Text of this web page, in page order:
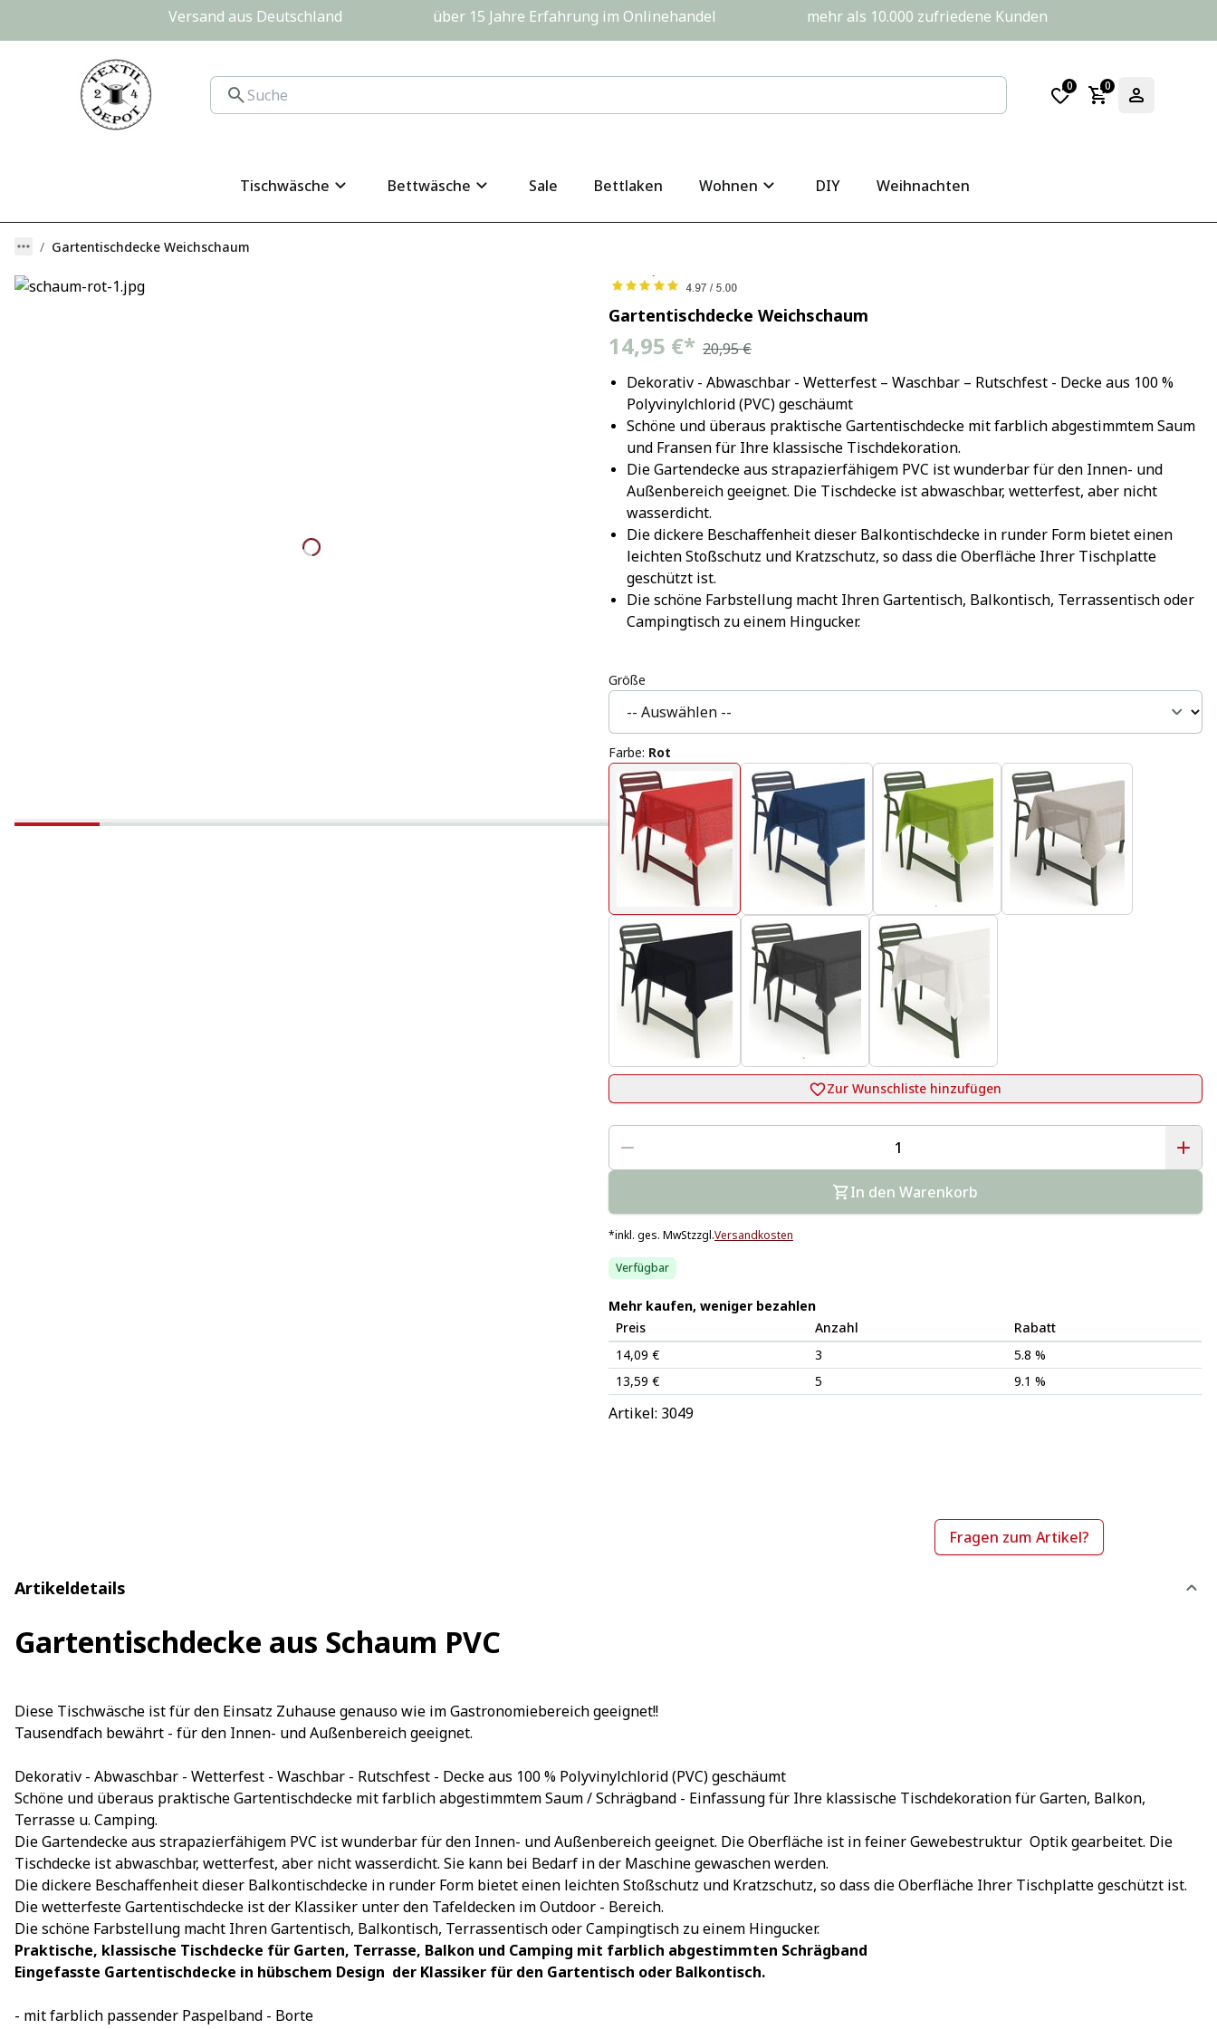
Versand aus Deutschland                         über 15 Jahre Erfahrung im Onlinehandel                         mehr als 10.000 zufriedene Kunden
0 0
Tischwäsche Bettwäsche Sale Bettlaken Wohnen DIY Weihnachten
Gartentischdecke Weichschaum
Gartentischdecke Weichschaum
14,95 €* 20,95 €
Dekorativ - Abwaschbar - Wetterfest – Waschbar – Rutschfest - Decke aus 100 %
Polyvinylchlorid (PVC) geschäumt
Schöne und überaus praktische Gartentischdecke mit farblich abgestimmtem Saum
und Fransen für Ihre klassische Tischdekoration.
Die Gartendecke aus strapazierfähigem PVC ist wunderbar für den Innen- und
Außenbereich geeignet. Die Tischdecke ist abwaschbar, wetterfest, aber nicht
wasserdicht.
Die dickere Beschaffenheit dieser Balkontischdecke in runder Form bietet einen
leichten Stoßschutz und Kratzschutz, so dass die Oberfläche Ihrer Tischplatte
geschützt ist.
Die schöne Farbstellung macht Ihren Gartentisch, Balkontisch, Terrassentisch oder
Campingtisch zu einem Hingucker.
Größe
Farbe: Rot
Zur Wunschliste hinzufügen
In den Warenkorb
*inkl. ges. MwStzzgl.Versandkosten
Verfügbar
Mehr kaufen, weniger bezahlen
Preis
Anzahl
Rabatt
14,09 €
3
5.8 %
13,59 €
5 9.1 %
Artikel: 3049
Fragen zum Artikel?
Artikeldetails
Gartentischdecke aus Schaum PVC
Diese Tischwäsche ist für den Einsatz Zuhause genauso wie im Gastronomiebereich geeignet!!
Tausendfach bewährt - für den Innen- und Außenbereich geeignet.
Dekorativ - Abwaschbar - Wetterfest - Waschbar - Rutschfest - Decke aus 100 % Polyvinylchlorid (PVC) geschäumt
Schöne und überaus praktische Gartentischdecke mit farblich abgestimmtem Saum / Schrägband - Einfassung für Ihre klassische Tischdekoration für Garten, Balkon,
Terrasse u. Camping.
Die Gartendecke aus strapazierfähigem PVC ist wunderbar für den Innen- und Außenbereich geeignet. Die Oberfläche ist in feiner Gewebestruktur  Optik gearbeitet. Die
Tischdecke ist abwaschbar, wetterfest, aber nicht wasserdicht. Sie kann bei Bedarf in der Maschine gewaschen werden.
Die dickere Beschaffenheit dieser Balkontischdecke in runder Form bietet einen leichten Stoßschutz und Kratzschutz, so dass die Oberfläche Ihrer Tischplatte geschützt ist.
Die wetterfeste Gartentischdecke ist der Klassiker unter den Tafeldecken im Outdoor - Bereich.
Die schöne Farbstellung macht Ihren Gartentisch, Balkontisch, Terrassentisch oder Campingtisch zu einem Hingucker.
Praktische, klassische Tischdecke für Garten, Terrasse, Balkon und Camping mit farblich abgestimmten Schrägband
Eingefasste Gartentischdecke in hübschem Design  der Klassiker für den Gartentisch oder Balkontisch.
- mit farblich passender Paspelband - Borte